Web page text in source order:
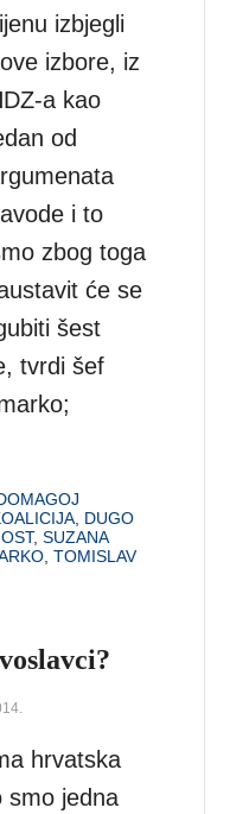
izbjegli
izbore, iz
a kao
od
i to
zbog toga
će se
šest
tvrdi šef
DUGO
,SUZANA
,TOMISLAV
hrvatska
smo jedna